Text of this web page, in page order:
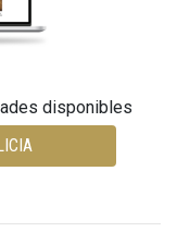
disponibles